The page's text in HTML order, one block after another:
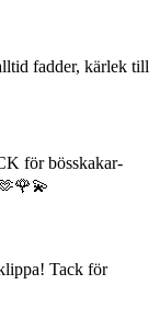
fadder, kärlek till
för bösskakar-
Tack för